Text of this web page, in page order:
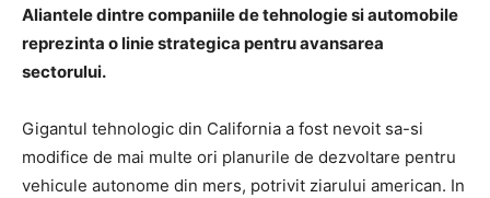
Aliantele dintre companiile de tehnologie si automobile
reprezinta o linie strategica pentru avansarea
sectorului.
Gigantul tehnologic din California a fost nevoit sa-si
modifice de mai multe ori planurile de dezvoltare pentru
vehicule autonome din mers, potrivit ziarului american. In